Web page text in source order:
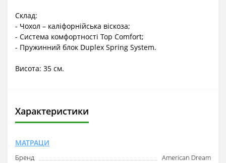
Склад:
- Чохол – каліфорнійська віскоза;
- Система комфортності Top Comfort;
- Пружинний блок Duplex Spring System.
Висота: 35 см.
Характеристики
МАТРАЦИ
Бренд
American Dream